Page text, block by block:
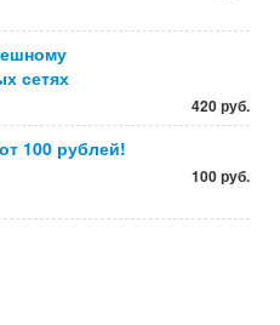
сетях
420 руб.
100 рублей!
100 руб.